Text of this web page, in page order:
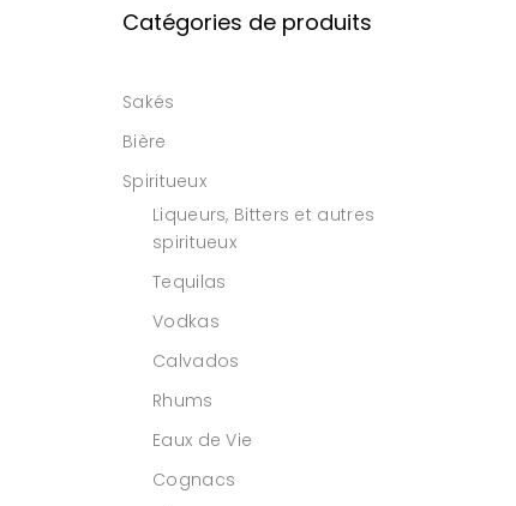
Catégories de produits
Sakés
Bière
Spiritueux
Liqueurs, Bitters et autres
spiritueux
Tequilas
Vodkas
Calvados
Rhums
Eaux de Vie
Cognacs